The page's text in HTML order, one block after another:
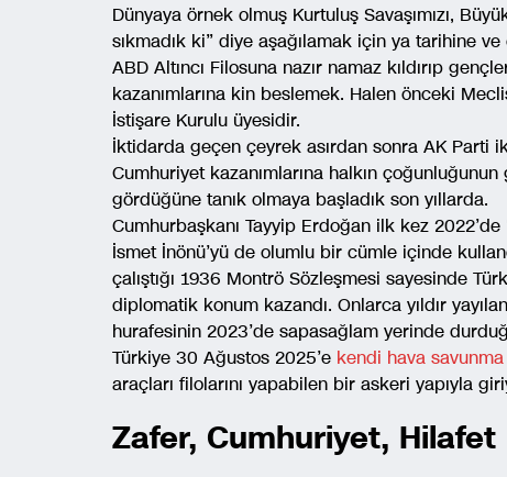
Dünyaya örnek olmuş Kurtuluş Savaşımızı,
sıkmadık ki” diye aşağılamak için ya tarihine
ABD Altıncı Filosuna nazır namaz kıldırıp
kazanımlarına kin beslemek. Halen önceki
İstişare Kurulu üyesidir.
İktidarda geçen çeyrek asırdan sonra AK Parti
Cumhuriyet kazanımlarına halkın
gördüğüne tanık olmaya başladık son yıllarda.
Cumhurbaşkanı Tayyip Erdoğan ilk kez
İsmet İnönü’yü de olumlu bir cümle içinde
çalıştığı 1936 Montrö Sözleşmesi sayesinde
diplomatik konum kazandı. Onlarca yıldır
hurafesinin 2023’de sapasağlam yerinde
Türkiye 30 Ağustos 2025’e kendi hava
araçları filolarını yapabilen bir askeri yapıyla
Zafer, Cumhuriyet, Hilafet